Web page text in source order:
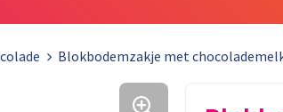
Blokbodemzakje met